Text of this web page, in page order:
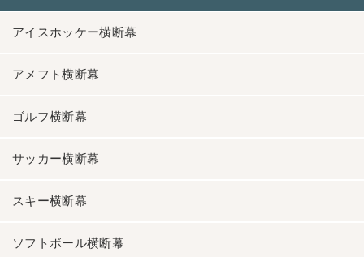
アイスホッケー横断幕
アメフト横断幕
ゴルフ横断幕
サッカー横断幕
スキー横断幕
ソフトボール横断幕